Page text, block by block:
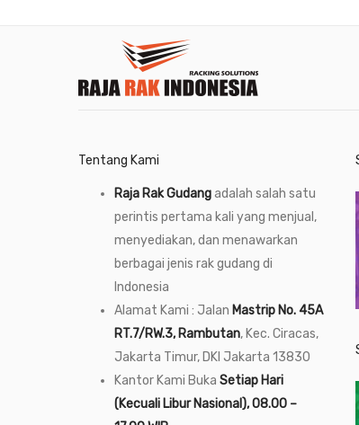
Tentang Kami
Raja Rak Gudangadalah salah satu
perintis pertama kali yang menjual,
menyediakan, dan menawarkan
berbagai jenis rak gudang di
Indonesia
Alamat Kami : Jalan Mastrip No. 45A
RT.7/RW.3, Rambutan, Kec. Ciracas,
Jakarta Timur, DKI Jakarta 13830
Kantor Kami Buka Setiap Hari
(Kecuali Libur Nasional), 08.00 –